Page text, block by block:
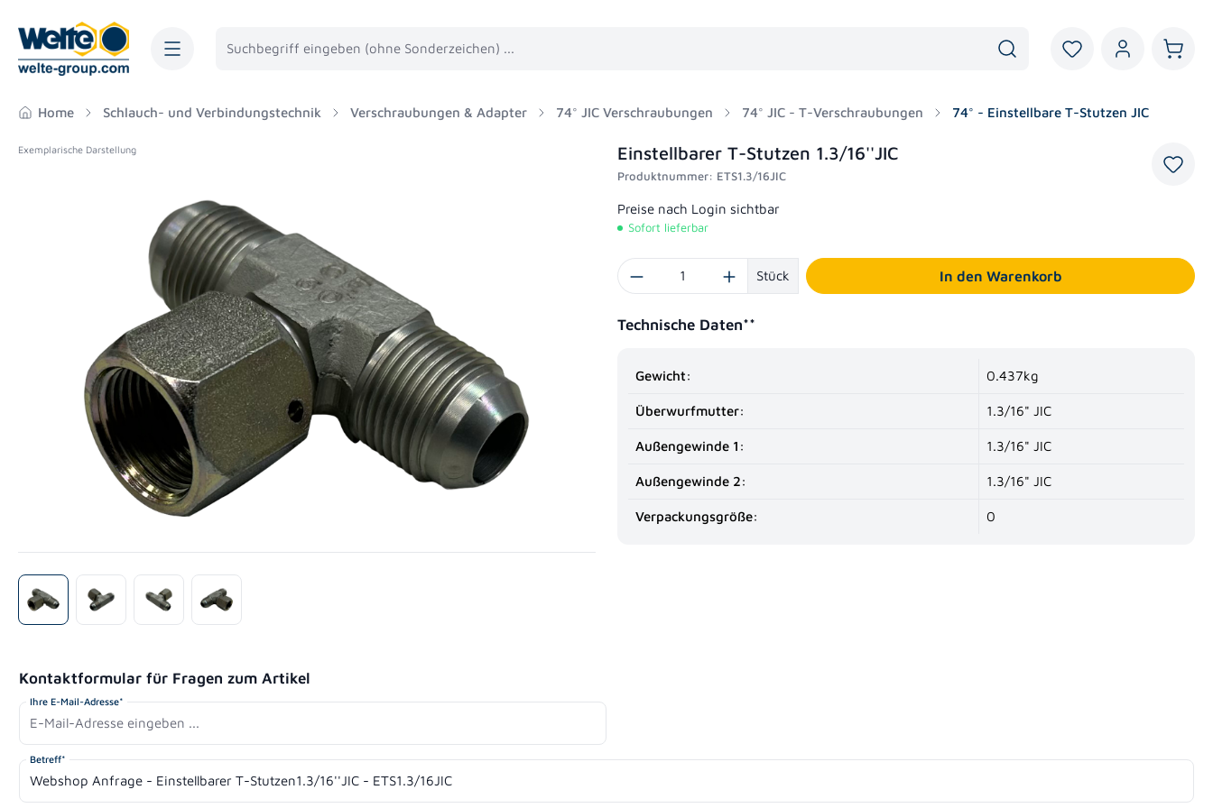
Zur Hauptnavigation springen
Du hast 0 Produkte
Home Schlauch- und Verbindungstechnik Verschraubungen & Adapter 74° JIC Verschraubungen 74° JIC - T-Verschraubungen 74° - Einstellbare T-Stutzen JIC
Exemplarische Darstellung Einstellbarer T-Stutzen 1.3/16''JIC
Produktnummer: ETS1.3/16JIC
Preise nach Login sichtbar
Sofort lieferbar
Produkt Anzahl: Gib den gewünschten Wert ein oder benutze die Schaltflächen um die Anzahl zu erhöhen oder zu reduzieren.
Stück In den Warenkorb
Technische Daten**
Gewicht: 0.437kg
Überwurfmutter: 1.3/16" JIC
Außengewinde 1: 1.3/16" JIC
Außengewinde 2: 1.3/16" JIC
Verpackungsgröße: 0
Kontaktformular für Fragen zum Artikel
Ihre E-Mail-Adresse*
Betreff*